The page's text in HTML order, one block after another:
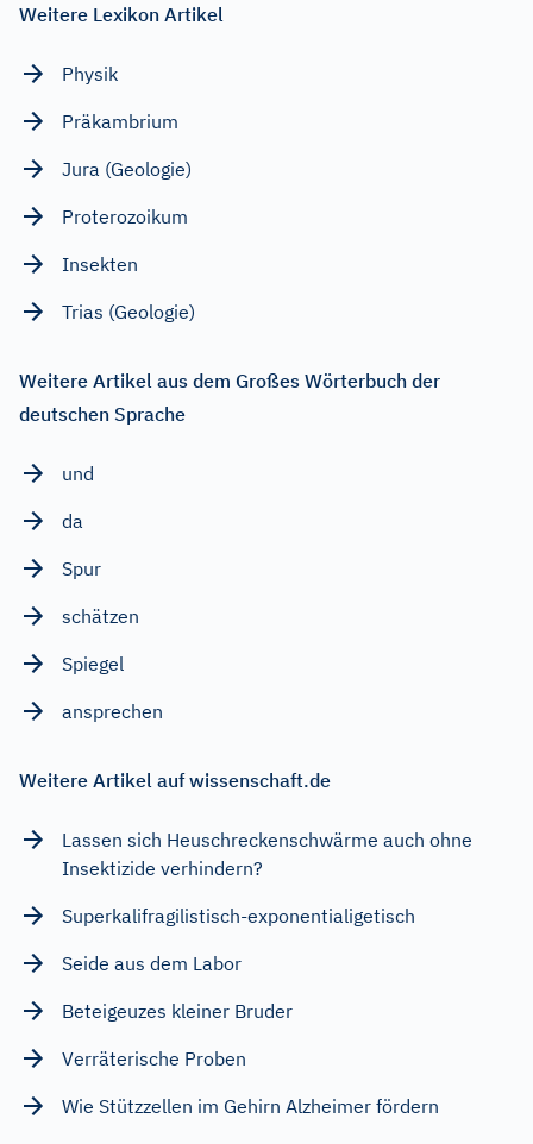
Weitere Lexikon Artikel
Physik
Präkambrium
Jura (Geologie)
Proterozoikum
Insekten
Trias (Geologie)
Weitere Artikel aus dem Großes Wörterbuch der
deutschen Sprache
und
da
Spur
schätzen
Spiegel
ansprechen
Weitere Artikel auf wissenschaft.de
Lassen sich Heuschreckenschwärme auch ohne
Insektizide verhindern?
Superkalifragilistisch-exponentialigetisch
Seide aus dem Labor
Beteigeuzes kleiner Bruder
Verräterische Proben
Wie Stützzellen im Gehirn Alzheimer fördern